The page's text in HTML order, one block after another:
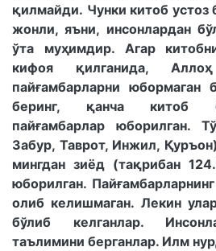
қилмайди. Чунки китоб устоз
жонли, яъни, инсонлардан
ўта муҳимдир. Агар
кифоя қилганида,
пайғамбарларни юбормаган
беринг, қанча китоб
пайғамбарлар юборилган.
Забур, Таврот, Инжил,
мингдан зиёд (тақрибан
юборилган.
олиб келишмаган. Лекин
бўлиб келганлар.
таълимини берганлар. Илм